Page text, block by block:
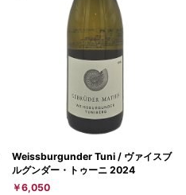
Weissburgunder Tuni / ヴァイスブ
ルグンダー・トゥーニ 2024
￥6,050